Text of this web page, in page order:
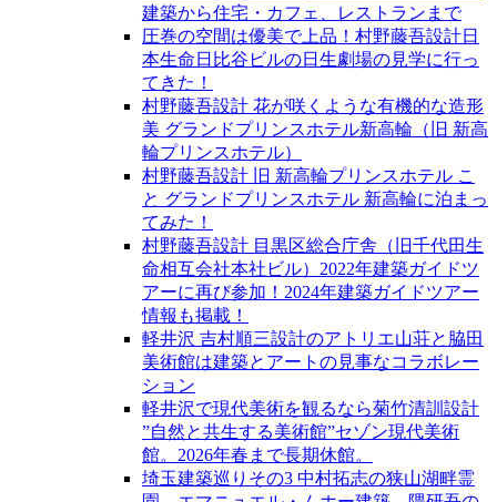
建築から住宅・カフェ、レストランまで
圧巻の空間は優美で上品！村野藤吾設計日
本生命日比谷ビルの日生劇場の見学に行っ
てきた！
村野藤吾設計 花が咲くような有機的な造形
美 グランドプリンスホテル新高輪（旧 新高
輪プリンスホテル）
村野藤吾設計 旧 新高輪プリンスホテル こ
と グランドプリンスホテル 新高輪に泊まっ
てみた！
村野藤吾設計 目黒区総合庁舎（旧千代田生
命相互会社本社ビル）2022年建築ガイドツ
アーに再び参加！2024年建築ガイドツアー
情報も掲載！
軽井沢 吉村順三設計のアトリエ山荘と脇田
美術館は建築とアートの見事なコラボレー
ション
軽井沢で現代美術を観るなら菊竹清訓設計
”自然と共生する美術館”セゾン現代美術
館。2026年春まで長期休館。
埼玉建築巡りその3 中村拓志の狭山湖畔霊